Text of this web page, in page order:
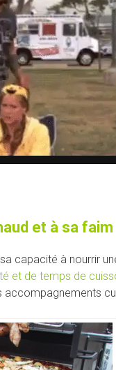
et à sa faim
capacité à nourrir
et de temps de
accompagnements